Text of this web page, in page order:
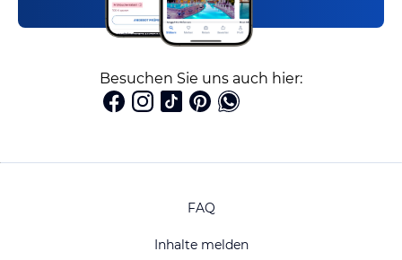
Besuchen Sie uns auch hier:
FAQ
Inhalte melden